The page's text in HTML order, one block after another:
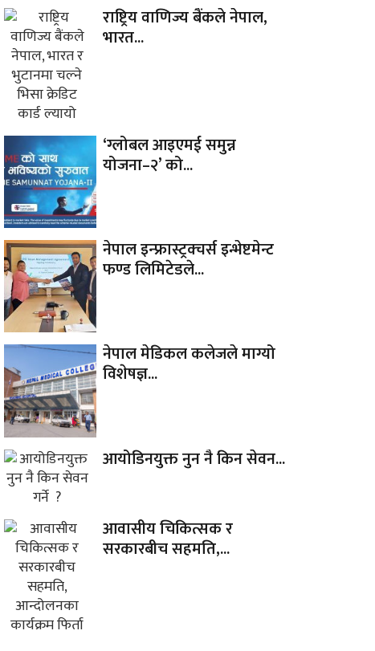
राष्ट्रिय वाणिज्य बैंकले नेपाल,
भारत...
‘ग्लोबल आइएमई समुन्न
योजना–२’ को...
नेपाल इन्फ्रास्ट्रक्चर्स इन्भेष्टमेन्ट
फण्ड लिमिटेडले...
नेपाल मेडिकल कलेजले माग्यो
विशेषज्ञ...
आयोडिनयुक्त नुन नै किन सेवन...
आवासीय चिकित्सक र
सरकारबीच सहमति,...